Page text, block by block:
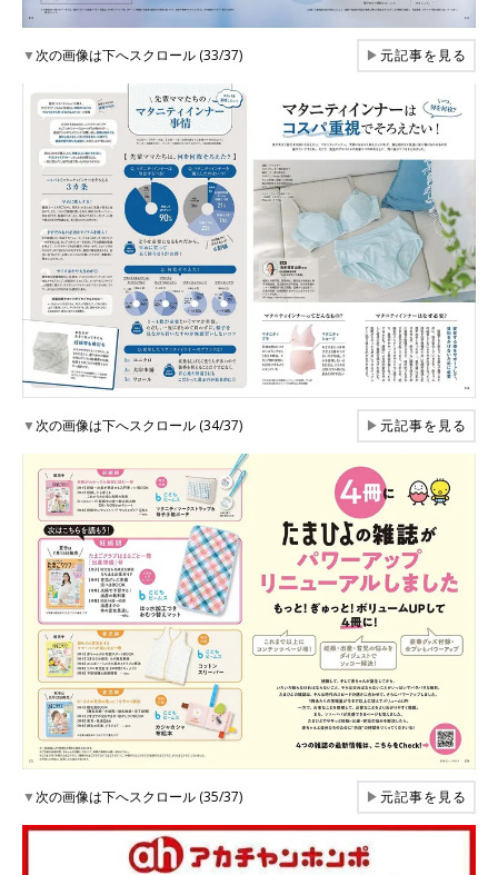
▼次の画像は下へスクロール (33/37) ▶元記事を見る
▼次の画像は下へスクロール (34/37) ▶元記事を見る
▼次の画像は下へスクロール (35/37) ▶元記事を見る